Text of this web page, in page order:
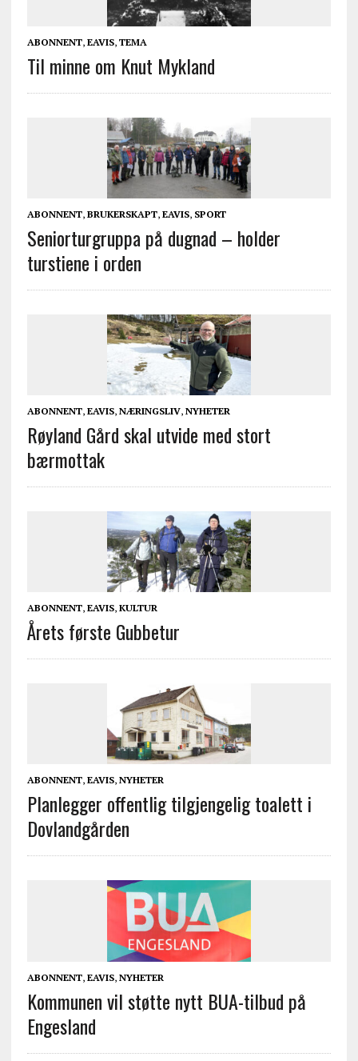
ABONNENT, EAVIS, TEMA
Til minne om Knut Mykland
ABONNENT, BRUKERSKAPT, EAVIS, SPORT
Seniorturgruppa på dugnad – holder
turstiene i orden
ABONNENT, EAVIS, NÆRINGSLIV, NYHETER
Røyland Gård skal utvide med stort
bærmottak
ABONNENT, EAVIS, KULTUR
Årets første Gubbetur
ABONNENT, EAVIS, NYHETER
Planlegger offentlig tilgjengelig toalett i
Dovlandgården
ABONNENT, EAVIS, NYHETER
Kommunen vil støtte nytt BUA-tilbud på
Engesland